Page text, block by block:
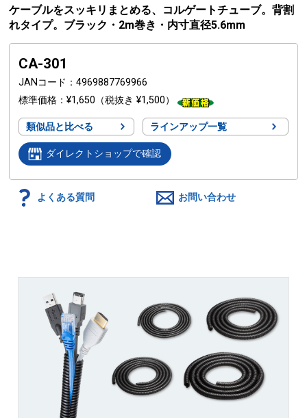
ケーブルをスッキリまとめる、コルゲートチューブ。背割
れタイプ。ブラック・2m巻き・内寸直径5.6mm
CA-301
JANコード
4969887769966
標準価格
¥1,650 （税抜き ¥1,500）
類似品と比べる ラインアップ一覧
ダイレクトショップで確認
よくある質問 お問い合わせ